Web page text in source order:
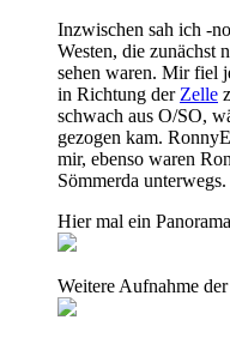
Inzwischen sah ich -
Westen, die zunächst
sehen waren. Mir fiel
in Richtung der Zelle
schwach aus O/SO,
gezogen kam.
mir, ebenso waren
Sömmerda unterwegs.
Hier mal ein
Weitere Aufnahme der